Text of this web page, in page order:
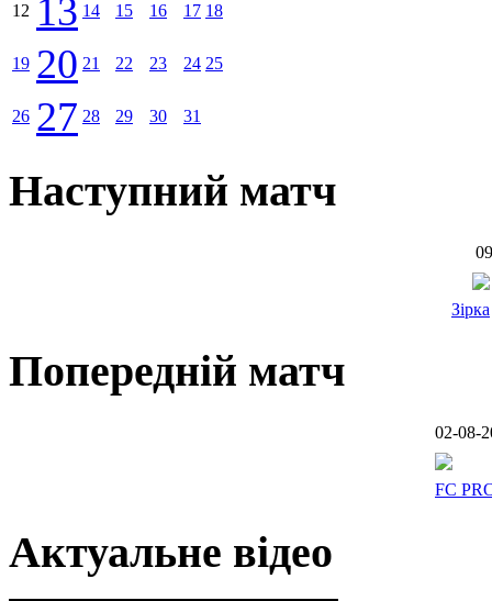
12 13 14 15 16 17 18
19 20 21 22 23 24 25
26 27 28 29 30 31
Наступний матч
Зірка
Попередній матч
02-08-
FC
Актуальне відео